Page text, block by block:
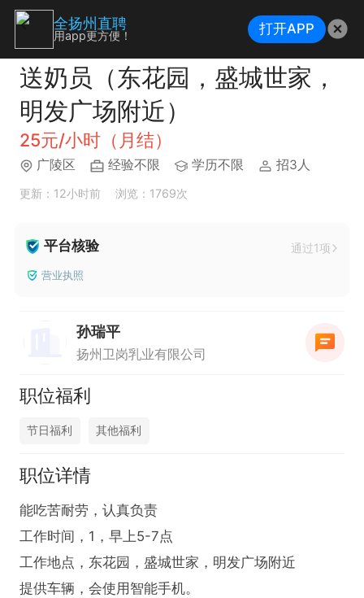
送奶员（东花园，盛城世家，
明发广场附近）
25元/小时（月结）
广陵区 经验不限 学历不限 招3人
更新：12小时前 浏览：1769次
平台核验 通过1项
营业执照
孙瑞平
扬州卫岗乳业有限公司
职位福利
节日福利 其他福利
职位详情
能吃苦耐劳，认真负责
工作时间，1，早上5-7点
工作地点，东花园，盛城世家，明发广场附近
提供车辆，会使用智能手机。
全扬州直聘
用app更方便！ 打开APP